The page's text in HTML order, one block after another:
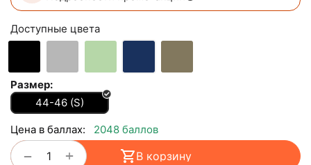
Доступные цвета
Размер:
44-46 (S)
Цена в баллах: 2048 баллов
+
− В корзину